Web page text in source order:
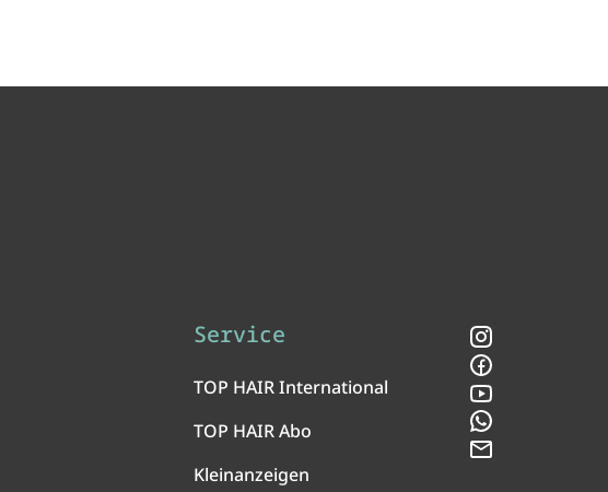
Service
TOP HAIR International
TOP HAIR Abo
Kleinanzeigen